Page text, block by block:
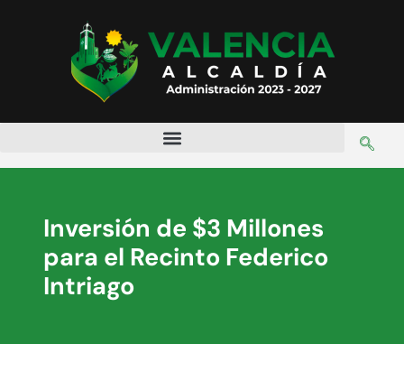
Inversión de $3 Millones
para el Recinto Federico
Intriago